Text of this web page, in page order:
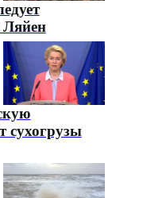
Ляйен
сухогрузы